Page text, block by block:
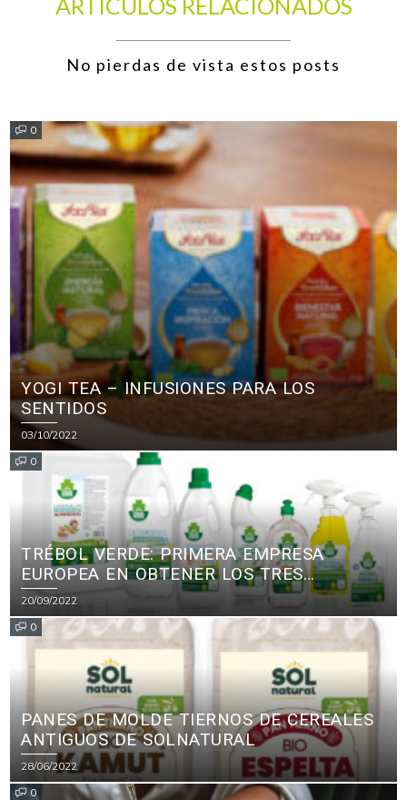
No pierdas de vista estos posts
0
YOGI TEA – INFUSIONES PARA LOS
SENTIDOS
03/10/2022
0
TRÉBOL VERDE: PRIMERA EMPRESA
EUROPEA EN OBTENER LOS TRES
PRINCIPALES CERTIFICADOS ECOLÓGICOS
PARA PRODUCTOS DE LIMPIEZA
20/09/2022
0
PANES DE MOLDE TIERNOS DE CEREALES
ANTIGUOS DE SOLNATURAL
28/06/2022
0